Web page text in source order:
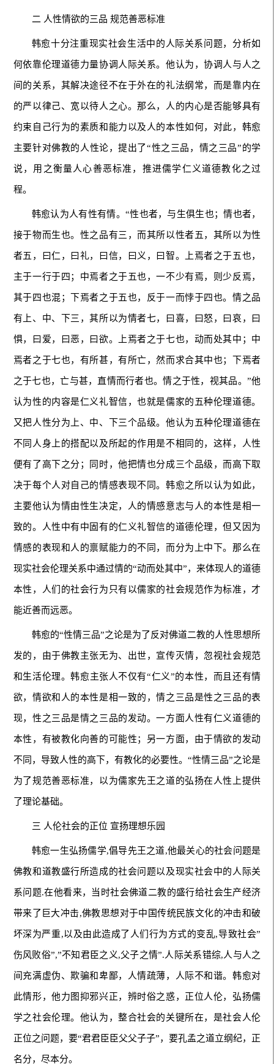
二 人性情欲的三品 规范善恶标准
韩愈十分注重现实社会生活中的人际关系问题，分析如
何依靠伦理道德力量协调人际关系。他认为，协调人与人之
间的关系，其解决途径不在于外在的礼法纲常，而是靠内在
的严以律己、宽以待人之心。那么，人的内心是否能够具有
约束自己行为的素质和能力以及人的本性如何，对此，韩愈
主要针对佛教的人性论，提出了“性之三品，情之三品”的学
说，用之衡量人心善恶标准，推进儒学仁义道德教化之过
程。
韩愈认为人有性有情。“性也者，与生俱生也；情也者，
接于物而生也。性之品有三，而其所以性者五，其所以为性
者五，曰仁，曰礼，曰信，曰义，曰智。上焉者之于五也，
主于一行于四；中焉者之于五也，一不少有焉，则少反焉，
其于四也混；下焉者之于五也，反于一而悖于四也。情之品
有上、中、下三，其所以为情者七，曰喜，曰怒，曰哀，曰
惧，曰爱，曰恶，曰欲。上焉者之于七也，动而处其中；中
焉者之于七也，有所甚，有所亡，然而求合其中也；下焉者
之于七也，亡与甚，直情而行者也。情之于性，视其品。”他
认为性的内容是仁义礼智信，也就是儒家的五种伦理道德。
又把人性分为上、中、下三个品级。他认为五种伦理道德在
不同人身上的搭配以及所起的作用是不相同的，这样，人性
便有了高下之分；同时，他把情也分成三个品级，而高下取
决于每个人对自己的情感表现不同。韩愈之所以认为如此，
主要他认为情由性生决定，人的情感意志与人的本性是相一
致的。人性中有中固有的仁义礼智信的道德伦理，但又因为
情感的表现和人的禀赋能力的不同，而分为上中下。那么在
现实社会伦理关系中通过情的“动而处其中”，来体现人的道德
本性，人们的社会行为只有以儒家的社会规范作为标准，才
能近善而远恶。
韩愈的“性情三品”之论是为了反对佛道二教的人性思想所
发的，由于佛教主张无为、出世，宣传灭情，忽视社会规范
和生活伦理。韩愈主张人不仅有“仁义”的本性，而且还有情
欲，情欲和人的本性是相一致的，情之三品是性之三品的表
现，性之三品是情之三品的发动。一方面人性有仁义道德的
本性，有被教化向善的可能性；另一方面，由于情欲的发动
不同，导致人性的高下，有教化的必要性。“性情三品”之论是
为了规范善恶标准，以为儒家先王之道的弘扬在人性上提供
了理论基础。
三 人伦社会的正位 宣扬理想乐园
韩愈一生弘扬儒学,倡导先王之道,他最关心的社会问题是
佛教和道教盛行所造成的社会问题以及现实社会中的人际关
系问题.在他看来，当时社会佛道二教的盛行给社会生产经济
带来了巨大冲击,佛教思想对于中国传统民族文化的冲击和破
坏深为严重,以及由此造成了人们行为方式的变乱,导致社会”
伤风败俗”,”不知君臣之义,父子之情”.人际关系错综,人与人之
间充满虚伪、欺骗和卑鄙，人情疏薄，人际不和谐。韩愈对
此情形，他力图抑邪兴正，辨时俗之惑，正位人伦，弘扬儒
学之社会伦理。他认为，整合社会的关键所在，是社会人伦
正位之问题，要“君君臣臣父父子子”，要孔孟之道立纲纪，正
名分，尽本分。